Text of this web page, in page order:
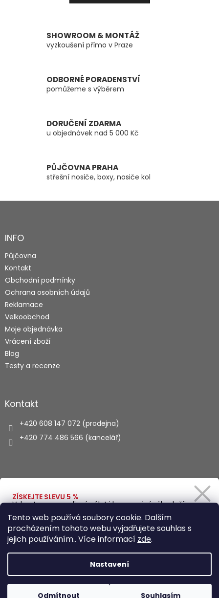
Tento web používá soubory cookie. Dalším
procházením tohoto webu vyjadřujete souhlas s
jejich používáním.. Více informací zde.
Nastavení
Odmítnout Souhlasím
SHOWROOM & MONTÁŽ
vyzkoušení přímo v Praze
ODBORNÉ PORADENSTVÍ
pomůžeme s výběrem
DORUČENÍ ZDARMA
u objednávek nad 5 000 Kč
PŮJČOVNA PRAHA
střešní nosiče, boxy, nosiče kol
Z
aINFO
Půjčovna
Kontakt
Obchodní podmínky
Ochrana osobních údajů
Reklamace
Velkoobchod
Moje objednávka
Vrácení zboží
Blog
Testy a recenze
Kontakt
+420 608 147 072 (prodejna)
+420 774 486 566 (kancelář)
HLEDAT
Copyright 2026Autohaus.cz. Všechna práva vyhrazena.
ZÍSKEJTE SLEVU 5 %
Vybavte se na rodinný výlet i kempování výhodněji.
Zadejte svůj e-mail a obratem Vám pošleme
slevový kód.
Zásady zpracování osobních údajů